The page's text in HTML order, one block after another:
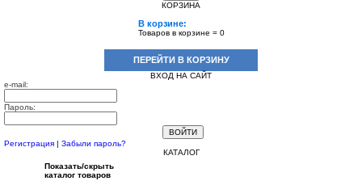
КОРЗИНА
В корзине:
Товаров в корзине = 0
ПЕРЕЙТИ В КОРЗИНУ
ВХОД НА САЙТ
e-mail:
Пароль:
Регистрация
Забыли пароль?
КАТАЛОГ
Показать/скрыть
каталог товаров